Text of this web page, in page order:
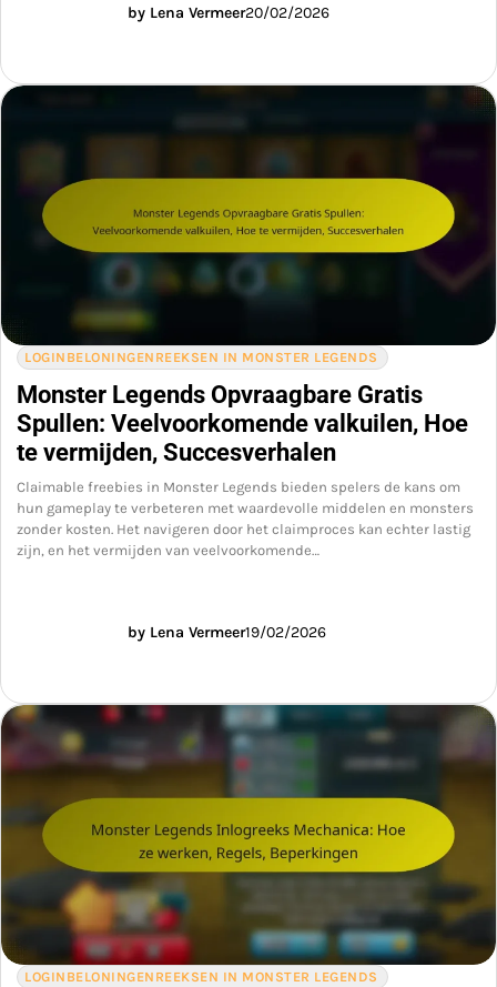
by Lena Vermeer20/02/2026
LOGINBELONINGENREEKSEN IN MONSTER LEGENDS
Monster Legends Opvraagbare Gratis
Spullen: Veelvoorkomende valkuilen, Hoe
te vermijden, Succesverhalen
Claimable freebies in Monster Legends bieden spelers de kans om
hun gameplay te verbeteren met waardevolle middelen en monsters
zonder kosten. Het navigeren door het claimproces kan echter lastig
zijn, en het vermijden van veelvoorkomende…
by Lena Vermeer19/02/2026
LOGINBELONINGENREEKSEN IN MONSTER LEGENDS